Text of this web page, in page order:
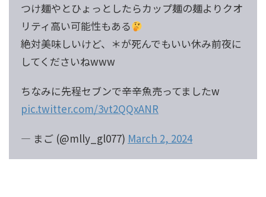
つけ麺やとひょっとしたらカップ麺の麺よりクオ
リティ高い可能性もある
絶対美味しいけど、＊が死んでもいい休み前夜に
してくださいねwww
ちなみに先程セブンで辛辛魚売ってましたw
pic.twitter.com/3vt2QQxANR
— まご (@mlly_gl077) March 2, 2024